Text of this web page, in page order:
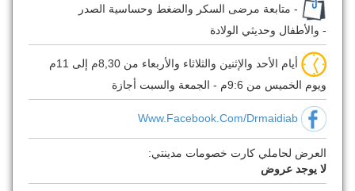
- متابعة مرضى السكر والضغط وحساسية الصدر
- والأطفال وحديثي الولادة
أيام الأحد والإثنين والثلاثاء والأربعاء من 8,30م إلى 11م
ويوم الخميس من 9:6م - الجمعة والسبت أجازة
Www.facebook.com/drmaidiab
العرض لحاملي كارت خصومات مدينتي:
لا يوجد عروض